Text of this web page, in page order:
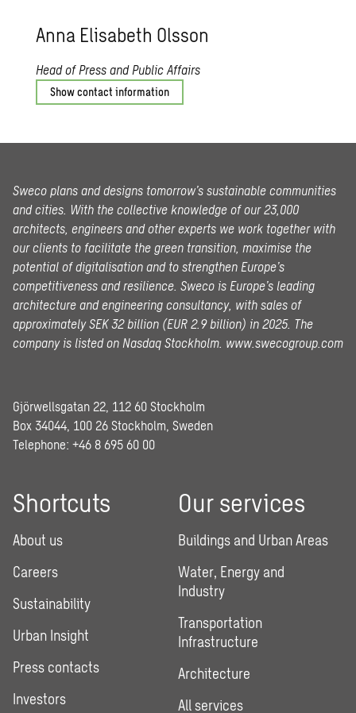
Anna Elis­a­beth Ols­son
Head of Press and Public Affairs
Show contact information
Sweco plans and designs tomorrow’s sustainable communities
and cities. With the collective knowledge of our 23,000
architects, engineers and other experts we work together with
our clients to facilitate the green transition, maximise the
potential of digitalisation and to strengthen Europe’s
competitiveness and resilience. Sweco is Europe’s leading
architecture and engineering consultancy, with sales of
approximately SEK 32 billion (EUR 2.9 billion) in 2025. The
company is listed on Nasdaq Stockholm. www.swecogroup.com
Gjörwellsgatan 22, 112 60 Stockholm
Box 34044, 100 26 Stockholm, Sweden
Telephone: +46 8 695 60 00
Shortcuts
About us
Careers
Sustainability
Urban Insight
Press contacts
Investors
Our services
Buildings and Urban Areas
Water, Energy and
Industry
Transportation
Infrastructure
Architecture
All services